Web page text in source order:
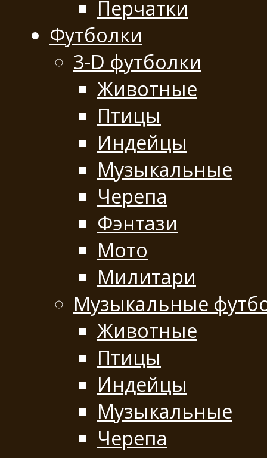
Перчатки
Футболки
3-D футболки
Животные
Птицы
Индейцы
Музыкальные
Черепа
Фэнтази
Мото
Милитари
Музыкальные
Животные
Птицы
Индейцы
Музыкальные
Черепа